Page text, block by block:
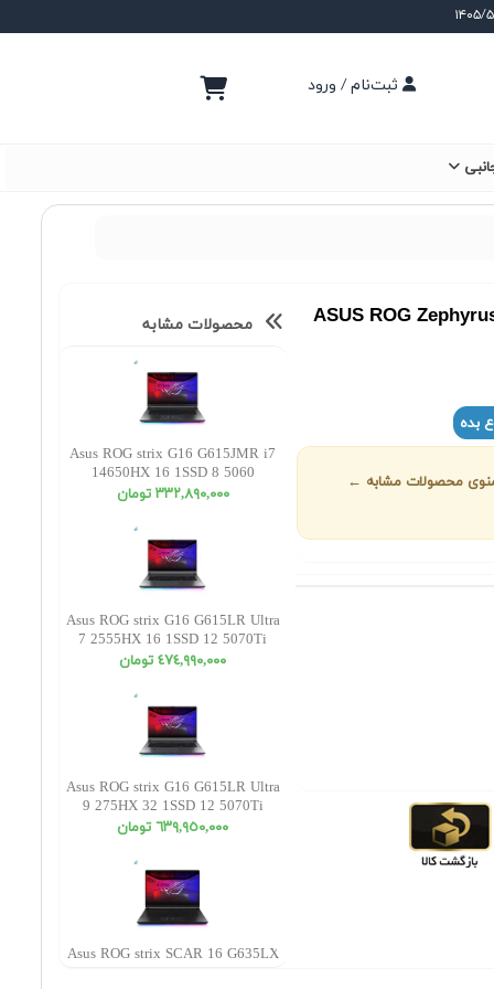
ثبت‌نام / ورود
ASUS ROG
بده
منوی محصولات مشابه ←
محصولات مشابه
Asus ROG strix G16 G615JMR i7
14650HX 16 1SSD 8 5060
WUXGA
٣٣٢,٨٩٠,٠٠٠ تومان
Asus ROG strix G16 G615LR Ultra
7 2555HX 16 1SSD 12 5070Ti
WUXGA
٤٧٤,٩٩٠,٠٠٠ تومان
Asus ROG strix G16 G615LR Ultra
9 275HX 32 1SSD 12 5070Ti
WUXGA
٦٣٩,٩٥٠,٠٠٠ تومان
Asus ROG strix SCAR 16 G635LX